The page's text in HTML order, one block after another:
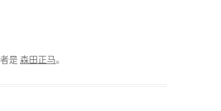
是森田正马。